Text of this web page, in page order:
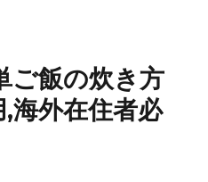
寿
司
飯/
ご飯の炊き方
海外在住者必